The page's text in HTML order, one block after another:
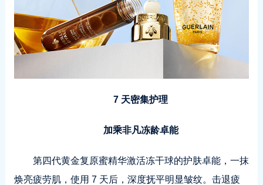
7 天密集护理
加乘非凡冻龄卓能
第四代黄金复原蜜精华激活冻干球的护肤卓能，一抹
焕亮疲劳肌，使用 7 天后，深度抚平明显皱纹。击退疲